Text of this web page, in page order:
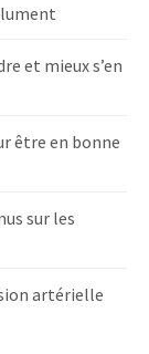
et mieux s’en
être en bonne
sur les
artérielle